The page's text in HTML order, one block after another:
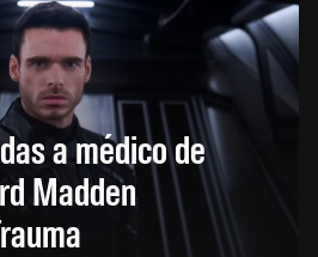
a médico de
Madden